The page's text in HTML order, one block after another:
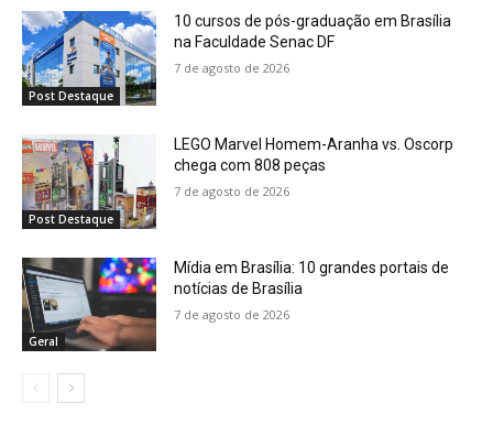
Post Destaque
10 cursos de pós-graduação em Brasília
na Faculdade Senac DF
7 de agosto de 2026
Post Destaque
LEGO Marvel Homem-Aranha vs. Oscorp
chega com 808 peças
7 de agosto de 2026
Geral
Mídia em Brasília: 10 grandes portais de
notícias de Brasília
7 de agosto de 2026